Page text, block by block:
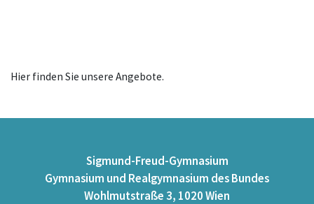
Hier finden Sie unsere Angebote.
Sigmund-Freud-Gymnasium
Gymnasium und Realgymnasium des Bundes
Wohlmutstraße 3, 1020 Wien